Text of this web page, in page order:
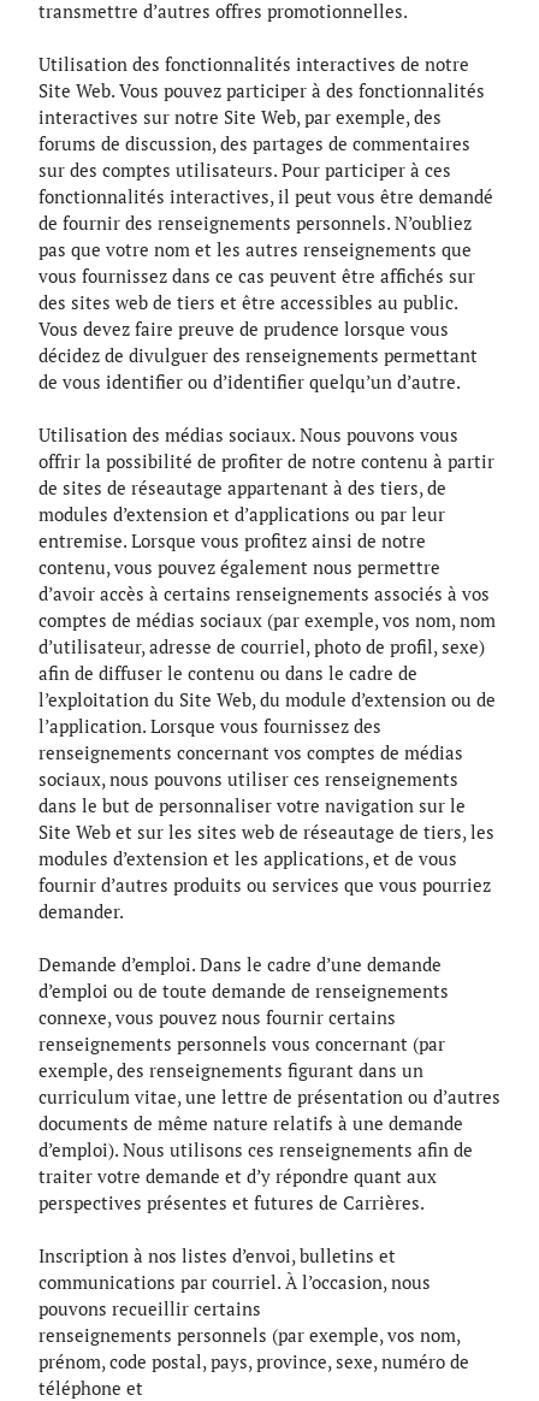
transmettre d’autres offres promotionnelles.
Utilisation des fonctionnalités interactives de notre
Site Web. Vous pouvez participer à des fonctionnalités
interactives sur notre Site Web, par exemple, des
forums de discussion, des partages de commentaires
sur des comptes utilisateurs. Pour participer à ces
fonctionnalités interactives, il peut vous être demandé
de fournir des renseignements personnels. N’oubliez
pas que votre nom et les autres renseignements que
vous fournissez dans ce cas peuvent être affichés sur
des sites web de tiers et être accessibles au public.
Vous devez faire preuve de prudence lorsque vous
décidez de divulguer des renseignements permettant
de vous identifier ou d’identifier quelqu’un d’autre.
Utilisation des médias sociaux. Nous pouvons vous
offrir la possibilité de profiter de notre contenu à partir
de sites de réseautage appartenant à des tiers, de
modules d’extension et d’applications ou par leur
entremise. Lorsque vous profitez ainsi de notre
contenu, vous pouvez également nous permettre
d’avoir accès à certains renseignements associés à vos
comptes de médias sociaux (par exemple, vos nom, nom
d’utilisateur, adresse de courriel, photo de profil, sexe)
afin de diffuser le contenu ou dans le cadre de
l’exploitation du Site Web, du module d’extension ou de
l’application. Lorsque vous fournissez des
renseignements concernant vos comptes de médias
sociaux, nous pouvons utiliser ces renseignements
dans le but de personnaliser votre navigation sur le
Site Web et sur les sites web de réseautage de tiers, les
modules d’extension et les applications, et de vous
fournir d’autres produits ou services que vous pourriez
demander.
Demande d’emploi. Dans le cadre d’une demande
d’emploi ou de toute demande de renseignements
connexe, vous pouvez nous fournir certains
renseignements personnels vous concernant (par
exemple, des renseignements figurant dans un
curriculum vitae, une lettre de présentation ou d’autres
documents de même nature relatifs à une demande
d’emploi). Nous utilisons ces renseignements afin de
traiter votre demande et d’y répondre quant aux
perspectives présentes et futures de Carrières.
Inscription à nos listes d’envoi, bulletins et
communications par courriel. À l’occasion, nous
pouvons recueillir certains
renseignements personnels (par exemple, vos nom,
prénom, code postal, pays, province, sexe, numéro de
téléphone et